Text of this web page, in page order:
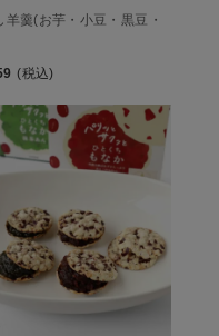
羊羹(お芋・小豆・黒豆・
(税込)